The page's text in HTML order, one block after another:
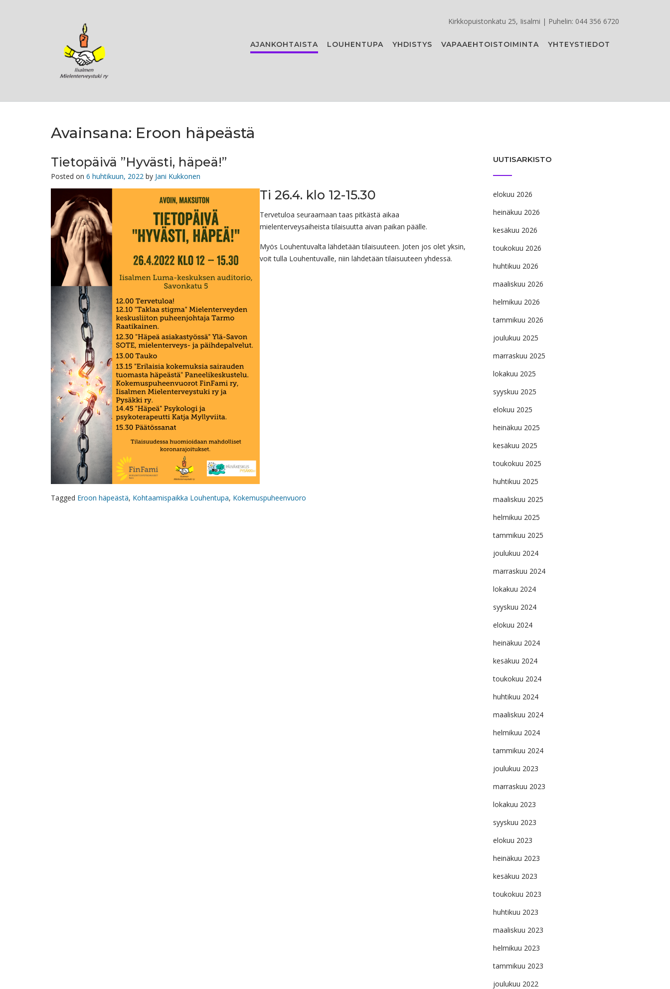
Kirkkopuistonkatu 25, Iisalmi | Puhelin: 044 356 6720
AJANKOHTAISTA LOUHENTUPA YHDISTYS VAPAAEHTOISTOIMINTA YHTEYSTIEDOT
Avainsana: Eroon häpeästä
Tietopäivä ”Hyvästi, häpeä!”
Posted on 6 huhtikuun, 2022 by Jani Kukkonen
Ti 26.4. klo 12-15.30
Tervetuloa seuraamaan taas pitkästä aikaa
mielenterveysaiheista tilaisuutta aivan paikan päälle.
Myös Louhentuvalta lähdetään tilaisuuteen. Joten jos olet yksin,
voit tulla Louhentuvalle, niin lähdetään tilaisuuteen yhdessä.
Tagged Eroon häpeästä, Kohtaamispaikka Louhentupa, Kokemuspuheenvuoro
UUTISARKISTO
elokuu 2026
heinäkuu 2026
kesäkuu 2026
toukokuu 2026
huhtikuu 2026
maaliskuu 2026
helmikuu 2026
tammikuu 2026
joulukuu 2025
marraskuu 2025
lokakuu 2025
syyskuu 2025
elokuu 2025
heinäkuu 2025
kesäkuu 2025
toukokuu 2025
huhtikuu 2025
maaliskuu 2025
helmikuu 2025
tammikuu 2025
joulukuu 2024
marraskuu 2024
lokakuu 2024
syyskuu 2024
elokuu 2024
heinäkuu 2024
kesäkuu 2024
toukokuu 2024
huhtikuu 2024
maaliskuu 2024
helmikuu 2024
tammikuu 2024
joulukuu 2023
marraskuu 2023
lokakuu 2023
syyskuu 2023
elokuu 2023
heinäkuu 2023
kesäkuu 2023
toukokuu 2023
huhtikuu 2023
maaliskuu 2023
helmikuu 2023
tammikuu 2023
joulukuu 2022